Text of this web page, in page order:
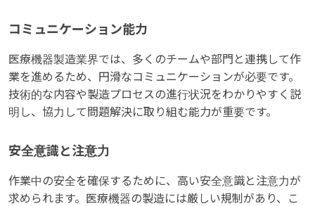
コミュニケーション能力
医療機器製造業界では、多くのチームや部門と連携して作
業を進めるため、円滑なコミュニケーションが必要です。
技術的な内容や製造プロセスの進行状況をわかりやすく説
明し、協力して問題解決に取り組む能力が重要です。
安全意識と注意力
作業中の安全を確保するために、高い安全意識と注意力が
求められます。医療機器の製造には厳しい規制があり、こ